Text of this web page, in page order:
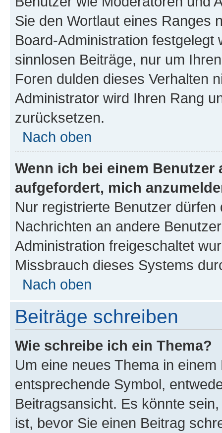
Sie den Wortlaut eines Ranges
Board-Administration
sinnlosen Beiträge, nur um
Foren dulden dieses Verhalten
Administrator wird Ihren Rang
zurücksetzen.
Nach oben
Wenn ich bei einem
aufgefordert, mich
Nur registrierte Benutzer
Nachrichten an andere
Administration freigeschaltet
Missbrauch dieses Systems
Nach oben
Beiträge schreiben
Wie schreibe ich ein Thema?
Um eine neues Thema in
entsprechende Symbol,
Beitragsansicht. Es könnte
ist, bevor Sie einen Beitrag